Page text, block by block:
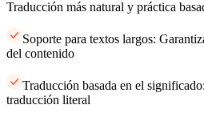
Traducción más natural y práctica
Soporte para textos largos:
del contenido
Traducción basada en el
traducción literal